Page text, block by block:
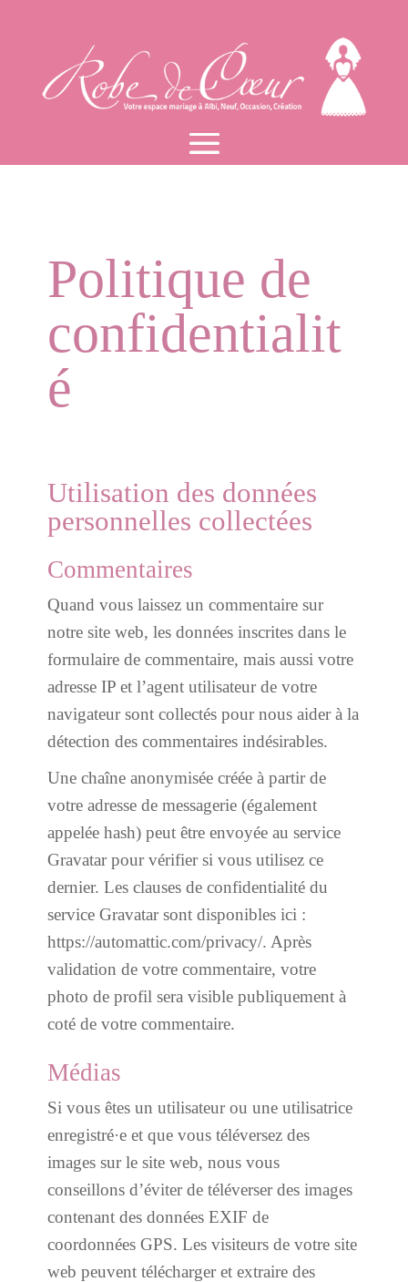
Politique de
confidentialit
é
Utilisation des données
personnelles collectées
Commentaires
Quand vous laissez un commentaire sur
notre site web, les données inscrites dans le
formulaire de commentaire, mais aussi votre
adresse IP et l’agent utilisateur de votre
navigateur sont collectés pour nous aider à la
détection des commentaires indésirables.
Une chaîne anonymisée créée à partir de
votre adresse de messagerie (également
appelée hash) peut être envoyée au service
Gravatar pour vérifier si vous utilisez ce
dernier. Les clauses de confidentialité du
service Gravatar sont disponibles ici :
https://automattic.com/privacy/. Après
validation de votre commentaire, votre
photo de profil sera visible publiquement à
coté de votre commentaire.
Médias
Si vous êtes un utilisateur ou une utilisatrice
enregistré·e et que vous téléversez des
images sur le site web, nous vous
conseillons d’éviter de téléverser des images
contenant des données EXIF de
coordonnées GPS. Les visiteurs de votre site
web peuvent télécharger et extraire des